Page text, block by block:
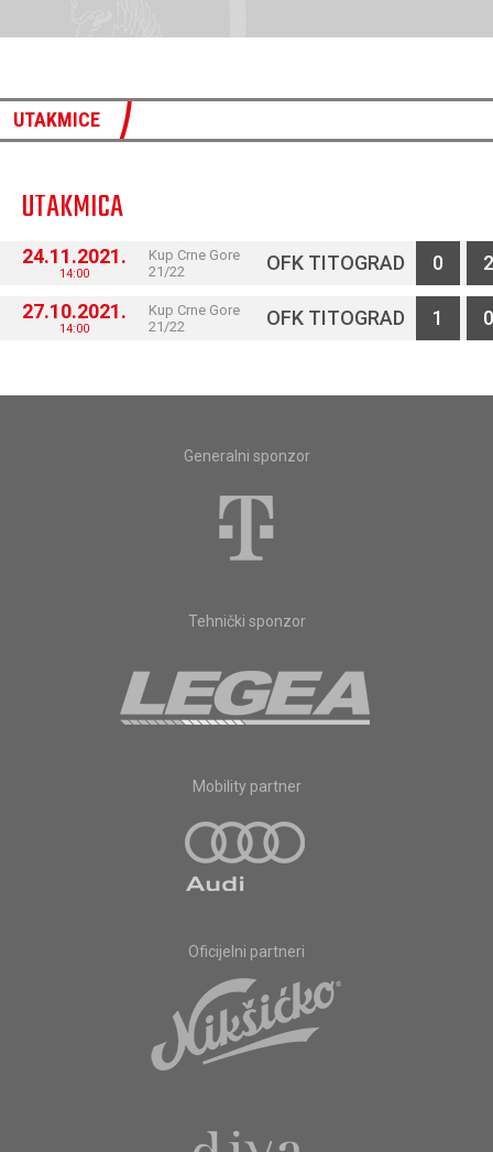
UTAKMICE
UTAKMICA
24.11.2021.
14:00
Kup Crne Gore
21/22
OFK TITOGRAD 0 2
27.10.2021.
14:00
Kup Crne Gore
21/22
OFK TITOGRAD 1 0
Generalni sponzor
Tehnički sponzor
Mobility partner
Oficijelni partneri